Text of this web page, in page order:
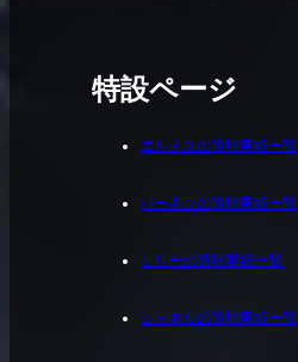
特設ページ
エルメスの買取実績一覧
バーキンの買取実績一覧
ケリーの買取実績一覧
シャネルの買取実績一覧